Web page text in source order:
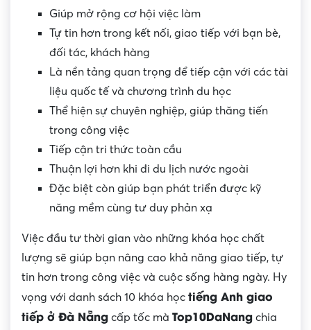
Giúp mở rộng cơ hội việc làm
Tự tin hơn trong kết nối, giao tiếp với bạn bè,
đối tác, khách hàng
Là nền tảng quan trọng để tiếp cận với các tài
liệu quốc tế và chương trình du học
Thể hiện sự chuyên nghiệp, giúp thăng tiến
trong công việc
Tiếp cận tri thức toàn cầu
Thuận lợi hơn khi đi du lịch nước ngoài
Đặc biệt còn giúp bạn phát triển được kỹ
năng mềm cùng tư duy phản xạ
Việc đầu tư thời gian vào những khóa học chất
lượng sẽ giúp bạn nâng cao khả năng giao tiếp, tự
tin hơn trong công việc và cuộc sống hàng ngày. Hy
vọng với danh sách 10 khóa học tiếng Anh giao
tiếp ở Đà Nẵng cấp tốc mà Top10DaNang chia